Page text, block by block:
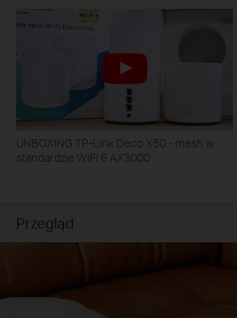
UNBOXING TP-Link Deco X50 - mesh w
standardzie WiFi 6 AX3000
Przegląd